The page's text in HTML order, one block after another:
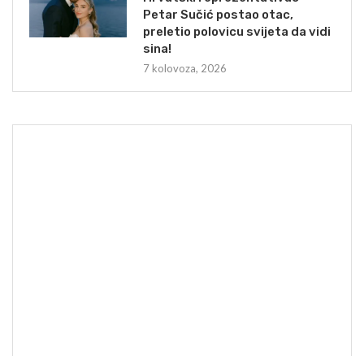
Petar Sučić postao otac,
preletio polovicu svijeta da vidi
sina!
7 kolovoza, 2026